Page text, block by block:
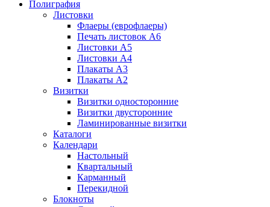
Полиграфия
Листовки
Флаеры (еврофлаеры)
Печать листовок А6
Листовки А5
Листовки А4
Плакаты А3
Плакаты А2
Визитки
Визитки односторонние
Визитки двусторонние
Ламинированные визитки
Каталоги
Календари
Настольный
Квартальный
Карманный
Перекидной
Блокноты